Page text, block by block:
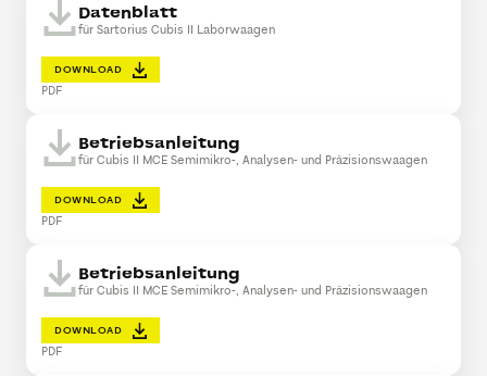
Datenblatt
für Sartorius Cubis II Laborwaagen
DOWNLOAD
PDF
Betriebsanleitung
für Cubis II MCE Semimikro-, Analysen- und Präzisionswaagen
DOWNLOAD
PDF
Betriebsanleitung
für Cubis II MCE Semimikro-, Analysen- und Präzisionswaagen
DOWNLOAD
PDF